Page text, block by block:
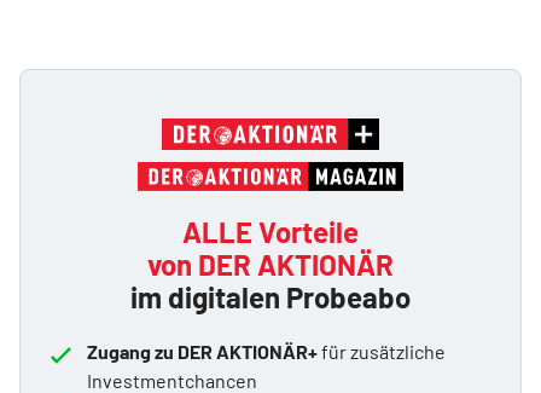
ALLE Vorteile
von DER AKTIONÄR
im digitalen Probeabo
Zugang zu DER AKTIONÄR+für zusätzliche
Investmentchancen